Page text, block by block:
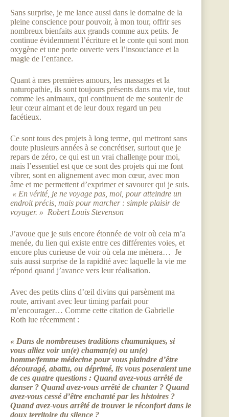
Sans surprise, je me lance aussi dans le domaine de la
pleine conscience pour pouvoir, à mon tour, offrir ses
nombreux bienfaits aux grands comme aux petits. Je
continue évidemment l’écriture et le conte qui sont mon
oxygène et une porte ouverte vers l’insouciance et la
magie de l’enfance.
Quant à mes premières amours, les massages et la
naturopathie, ils sont toujours présents dans ma vie, tout
comme les animaux, qui continuent de me soutenir de
leur cœur aimant et de leur doux regard un peu
facétieux.
Ce sont tous des projets à long terme, qui mettront sans
doute plusieurs années à se concrétiser, surtout que je
repars de zéro, ce qui est un vrai challenge pour moi,
mais l’essentiel est que ce sont des projets qui me font
vibrer, sont en alignement avec mon cœur, avec mon
âme et me permettent d’exprimer et savourer qui je suis.
« En vérité, je ne voyage pas, moi, pour atteindre un
endroit précis, mais pour marcher : simple plaisir de
voyager. » Robert Louis Stevenson
J’avoue que je suis encore étonnée de voir où cela m’a
menée, du lien qui existe entre ces différentes voies, et
encore plus curieuse de voir où cela me mènera… Je
suis aussi surprise de la rapidité avec laquelle la vie me
répond quand j’avance vers leur réalisation.
Avec des petits clins d’œil divins qui parsèment ma
route, arrivant avec leur timing parfait pour
m’encourager… Comme cette citation de Gabrielle
Roth lue récemment :
« Dans de nombreuses traditions chamaniques, si
vous alliez voir un(e) chaman(e) ou un(e)
homme/femme médecine pour vous plaindre d’être
découragé, abattu, ou déprimé, ils vous poseraient une
de ces quatre questions : Quand avez-vous arrêté de
danser ? Quand avez-vous arrêté de chanter ? Quand
avez-vous cessé d’être enchanté par les histoires ?
Quand avez-vous arrêté de trouver le réconfort dans le
doux territoire du silence ?